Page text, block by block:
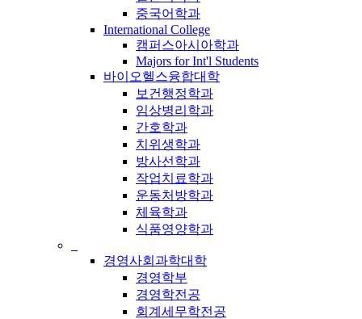
중국어학과
International College
캠퍼스아시아학과
Majors for Int'l Students
바이오헬스융합대학
보건행정학과
임상병리학과
간호학과
치위생학과
방사선학과
작업치료학과
운동처방학과
체육학과
식품영양학과
경영사회과학대학
경영학부
경영학전공
회계세무학전공